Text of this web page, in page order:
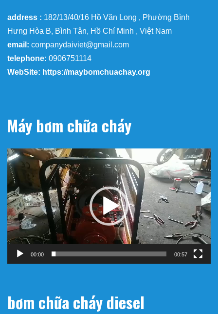
address : 182/13/40/16 Hồ Văn Long , Phường Bình
Hưng Hòa B, Bình Tân, Hồ Chí Minh , Việt Nam
email: companydaiviet@gmail.com
telephone: 0906751114
WebSite: https://maybomchuachay.org
Máy bơm chữa cháy
Trình
chơi
Video
00:00 00:57
bơm chữa cháy diesel